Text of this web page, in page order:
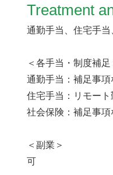
Treatment
通勤手当、住宅手
＜各手当・制度補足
通勤手当：補足事項
住宅手当：リモー
社会保険：補足事項
＜副業＞
可